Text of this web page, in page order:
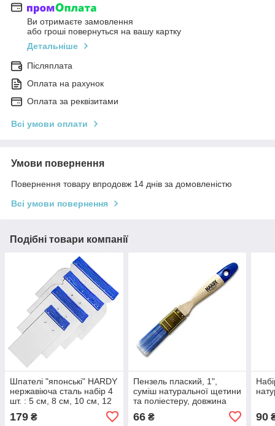
Ви отримаєте замовлення
або гроші повернуться на вашу картку
Детальніше
Післяплата
Оплата на рахунок
Оплата за реквізитами
Всі умови оплати
Умови повернення
Повернення товару впродовж 14 днів за домовленістю
Всі умови повернення
Подібні товари компанії
Шпателі "японські" HARDY
нержавіюча сталь набір 4
шт. : 5 см, 8 см, 10 см, 12
179 ₴
Пензель плаский, 1",
суміш натуральної щетини
та поліестеру, довжина
щетини 51 мм, дерев'яна
ручка HARDY
66₴ 90